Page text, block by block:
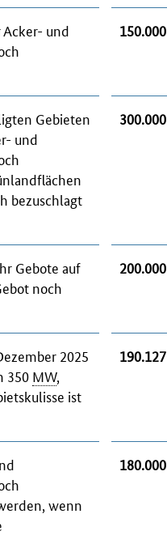
und
150.000
Gebieten
und
bezuschlagt
300.000
Gebote auf
noch
200.000
2025
350 MW,
ist
190.127
wenn
180.000